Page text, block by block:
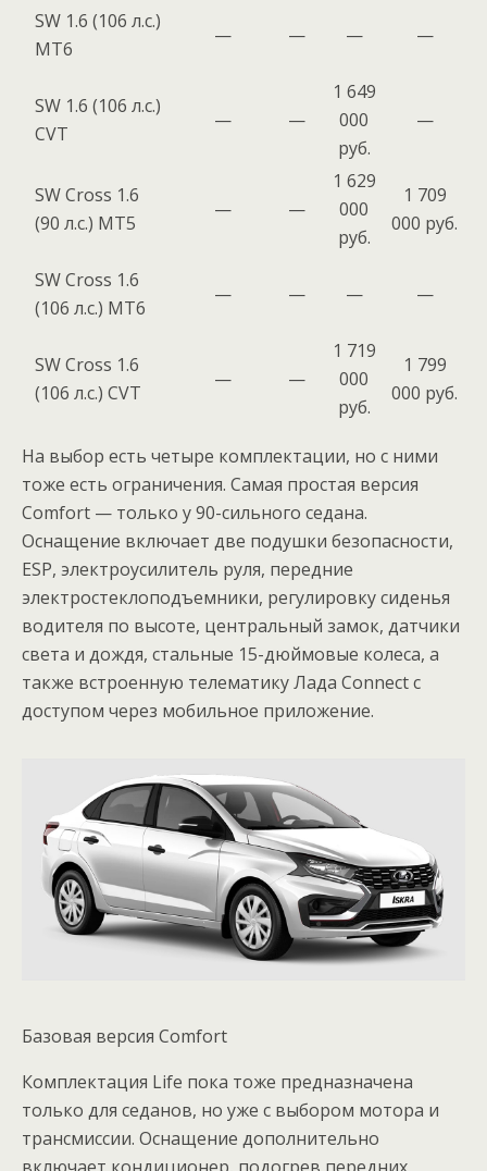
SW 1.6 (106 л.с.)
МТ6
— — — —
SW 1.6 (106 л.с.)
CVT
— —
1 649
000
руб.
—
SW Cross 1.6
(90 л.с.) MT5
— —
1 629
000
руб.
1 709
000 руб.
SW Cross 1.6
(106 л.с.) МТ6
— — — —
SW Cross 1.6
(106 л.с.) CVT
— —
1 719
000
руб.
1 799
000 руб.
На выбор есть четыре комплектации, но с ними
тоже есть ограничения. Самая простая версия
Comfort — только у 90-сильного седана.
Оснащение включает две подушки безопасности,
ESP, электроусилитель руля, передние
электростеклоподъемники, регулировку сиденья
водителя по высоте, центральный замок, датчики
света и дождя, стальные 15-дюймовые колеса, а
также встроенную телематику Лада Connect с
доступом через мобильное приложение.
Базовая версия Comfort
Комплектация Life пока тоже предназначена
только для седанов, но уже с выбором мотора и
трансмиссии. Оснащение дополнительно